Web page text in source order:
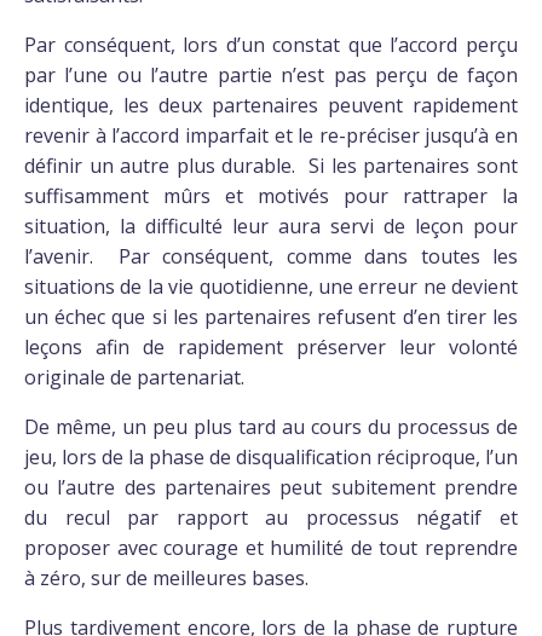
Par conséquent, lors d’un constat que l’accord perçu
par l’une ou l’autre partie n’est pas perçu de façon
identique, les deux partenaires peuvent rapidement
revenir à l’accord imparfait et le re-préciser jusqu’à en
définir un autre plus durable. Si les partenaires sont
suffisamment mûrs et motivés pour rattraper la
situation, la difficulté leur aura servi de leçon pour
l’avenir. Par conséquent, comme dans toutes les
situations de la vie quotidienne, une erreur ne devient
un échec que si les partenaires refusent d’en tirer les
leçons afin de rapidement préserver leur volonté
originale de partenariat.
De même, un peu plus tard au cours du processus de
jeu, lors de la phase de disqualification réciproque, l’un
ou l’autre des partenaires peut subitement prendre
du recul par rapport au processus négatif et
proposer avec courage et humilité de tout reprendre
à zéro, sur de meilleures bases.
Plus tardivement encore, lors de la phase de rupture